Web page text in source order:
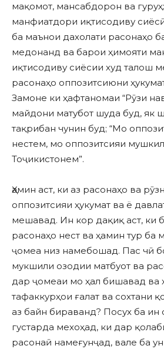
мақомот, мансабдорон ва
манфиатдори иқтисодиву
ба маънои дахолати расонаҳо
медонанд ва барои ҳимояти
иқтисодиву сиёсии худ талош
расонаҳо оппозитсиюни
Замоне ки ҳафтаномаи “Рӯзи
майдони матубот шуда буд, як
тақрибан чунин буд; “Мо
нестем, мо оппозитсияи
Тоҷикистонем”.
Ҳамин аст, ки аз расонаҳо ва
оппозитсияи ҳукумат ва ё
мешавад. Ин кор дақиқ аст, ки
расонаҳо нест ва ҳамин тур ба
ҷомеа низ намебошад. Пас чӣ
мукшили озодии матбуот ва
дар ҷомеаи мо ҳал бишавад ва
тафаккурҳои ғалат ва сохтани
аз байн бираванд? Посух ба ин
густарда мехоҳад, ки дар
расонаӣ намеғунҷад, вале ба